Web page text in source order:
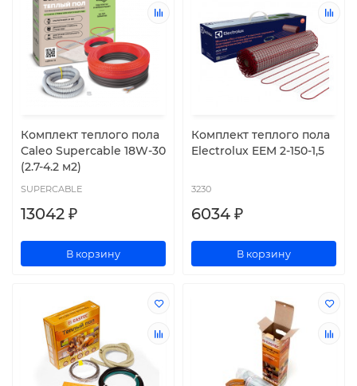
Комплект теплого пола
Caleo Supercable 18W-30
(2.7-4.2 м2)
SUPERCABLE
13042 ₽
В корзину
Комплект теплого пола
Electrolux EEM 2-150-1,5
3230
6034 ₽
В корзину